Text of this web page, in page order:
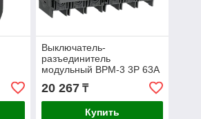
Выключатель-
разъединитель
модульный ВРМ-3 3P 63А
20 267₸
Купить